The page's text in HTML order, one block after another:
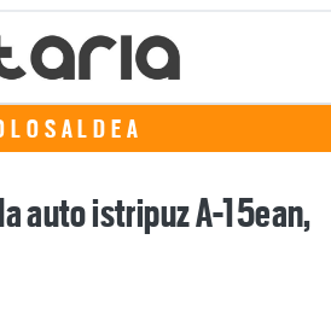
auto istripuz A-15ean,